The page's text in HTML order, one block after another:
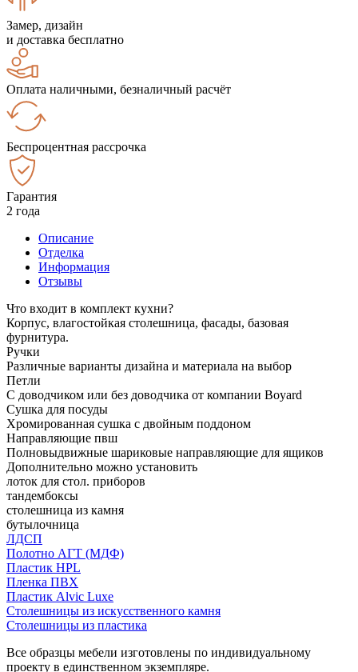
Замер, дизайн
и доставка бесплатно
Оплата наличными, безналичный расчёт
Беспроцентная рассрочка
Гарантия
2 года
Описание
Отделка
Информация
Отзывы
Что входит в комплект кухни?
Корпус, влагостойкая столешница, фасады, базовая
фурнитура.
Ручки
Различные варианты дизайна и материала на выбор
Петли
С доводчиком или без доводчика от компании Boyard
Сушка для посуды
Хромированная сушка с двойным поддоном
Направляющие пвш
Полновыдвижные шариковые направляющие для ящиков
Дополнительно можно установить
лоток для стол. приборов
тандембоксы
столешница из камня
бутылочница
ЛДСП
Полотно АГТ (МДФ)
Пластик HPL
Пленка ПВХ
Пластик Alvic Luxe
Столешницы из искусственного камня
Столешницы из пластика
Все образцы мебели изготовлены по индивидуальному
проекту в единственном экземпляре.